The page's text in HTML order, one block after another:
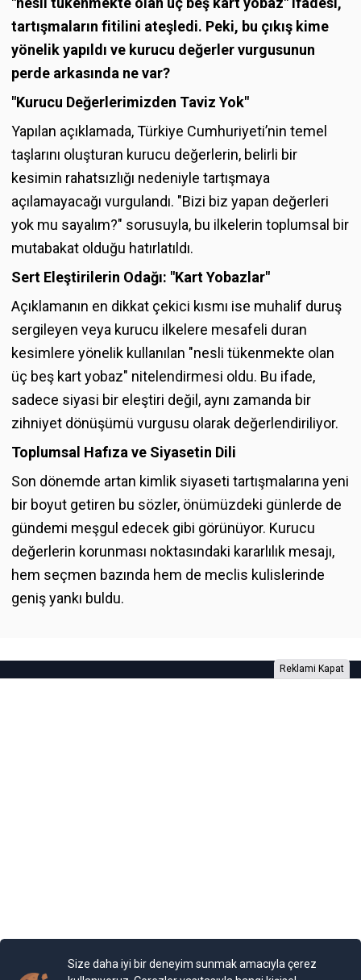
tartışmaların fitilini ateşledi. Peki, bu çıkış kime
yönelik yapıldı ve kurucu değerler vurgusunun
perde arkasında ne var?
"Kurucu Değerlerimizden Taviz Yok"
Yapılan açıklamada, Türkiye Cumhuriyeti’nin temel
taşlarını oluşturan kurucu değerlerin, belirli bir
kesimin rahatsızlığı nedeniyle tartışmaya
açılamayacağı vurgulandı. "Bizi biz yapan değerleri
yok mu sayalım?" sorusuyla, bu ilkelerin toplumsal bir
mutabakat olduğu hatırlatıldı.
Sert Eleştirilerin Odağı: "Kart Yobazlar"
Açıklamanın en dikkat çekici kısmı ise muhalif duruş
sergileyen veya kurucu ilkelere mesafeli duran
kesimlere yönelik kullanılan "nesli tükenmekte olan
üç beş kart yobaz" nitelendirmesi oldu. Bu ifade,
sadece siyasi bir eleştiri değil, aynı zamanda bir
zihniyet dönüşümü vurgusu olarak değerlendiriliyor.
Toplumsal Hafıza ve Siyasetin Dili
Son dönemde artan kimlik siyaseti tartışmalarına yeni
bir boyut getiren bu sözler, önümüzdeki günlerde de
gündemi meşgul edecek gibi görünüyor. Kurucu
değerlerin korunması noktasındaki kararlılık mesajı,
hem seçmen bazında hem de meclis kulislerinde
geniş yankı buldu.
Reklami Kapat
sunulmaktadır. Burada yer alan yorum ve tavsiyeler ise genel niteliktedir. Bu
Bu nedenle, sadece burada yer alan bilgilere dayanılarak yatırım kararı
Size daha iyi bir deneyim sunmak amacıyla çerez